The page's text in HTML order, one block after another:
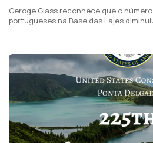
Geroge Glass reconhece que o
portugueses na Base das Lajes